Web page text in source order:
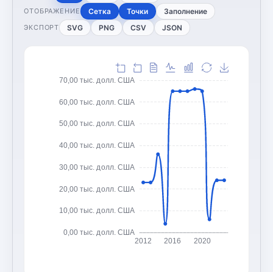
ОТОБРАЖЕНИЕ Сетка Точки Заполнение
ЭКСПОРТ SVG PNG CSV JSON
0,00 тыс. долл. США
10,00 тыс. долл. США
20,00 тыс. долл. США
30,00 тыс. долл. США
40,00 тыс. долл. США
50,00 тыс. долл. США
60,00 тыс. долл. США
70,00 тыс. долл. США
2012 2016 2020